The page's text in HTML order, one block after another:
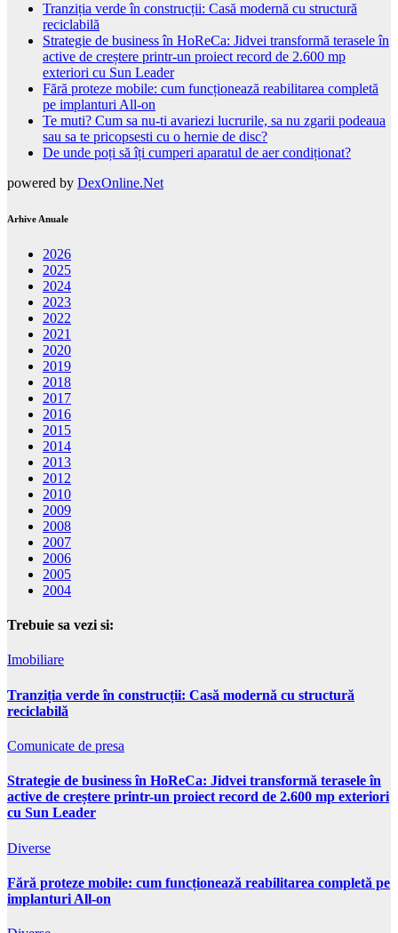
Tranziția verde în construcții: Casă modernă cu structură
reciclabilă
Strategie de business în HoReCa: Jidvei transformă terasele în
active de creștere printr-un proiect record de 2.600 mp
exteriori cu Sun Leader
Fără proteze mobile: cum funcționează reabilitarea completă
pe implanturi All-on
Te muti? Cum sa nu-ti avariezi lucrurile, sa nu zgarii podeaua
sau sa te pricopsesti cu o hernie de disc?
De unde poți să îți cumperi aparatul de aer condiționat?
powered by DexOnline.Net
Arhive Anuale
2026
2025
2024
2023
2022
2021
2020
2019
2018
2017
2016
2015
2014
2013
2012
2010
2009
2008
2007
2006
2005
2004
Trebuie sa vezi si:
Imobiliare
Tranziția verde în construcții: Casă modernă cu structură
reciclabilă
Comunicate de presa
Strategie de business în HoReCa: Jidvei transformă terasele în
active de creștere printr-un proiect record de 2.600 mp exteriori
cu Sun Leader
Diverse
Fără proteze mobile: cum funcționează reabilitarea completă pe
implanturi All-on